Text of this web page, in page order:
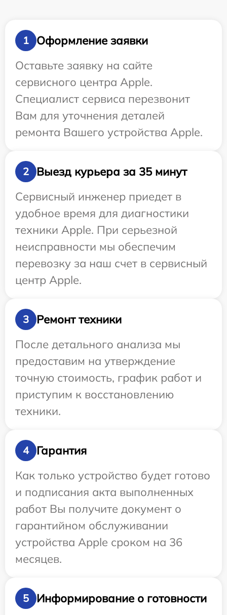
1
Оформление заявки
Оставьте заявку на сайте
сервисного центра Apple.
Специалист сервиса перезвонит
Вам для уточнения деталей
ремонта Вашего устройства Apple.
2
Выезд курьера за 35 минут
Сервисный инженер приедет в
удобное время для диагностики
техники Apple. При серьезной
неисправности мы обеспечим
перевозку за наш счет в сервисный
центр Apple.
3
Ремонт техники
После детального анализа мы
предоставим на утверждение
точную стоимость, график работ и
приступим к восстановлению
техники.
4
Гарантия
Как только устройство будет готово
и подписания акта выполненных
работ Вы получите документ о
гарантийном обслуживании
устройства Apple сроком на 36
месяцев.
5 Информирование о готовности